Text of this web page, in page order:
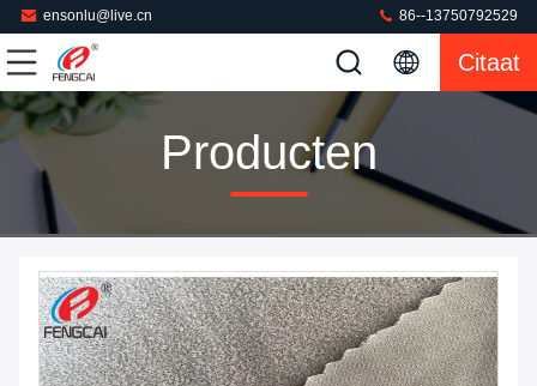
ensonlu@live.cn 86--13750792529
Citaat
Producten